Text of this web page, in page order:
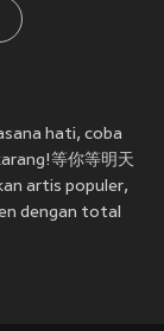
hati, coba
等你等明天
artis populer,
dengan total